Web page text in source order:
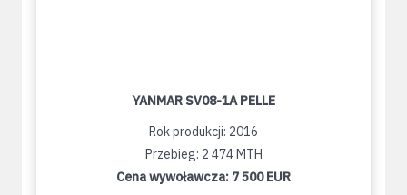
YANMAR SV08-1A PELLE
Rok produkcji: 2016
Przebieg: 2 474 MTH
Cena wywoławcza: 7 500 EUR